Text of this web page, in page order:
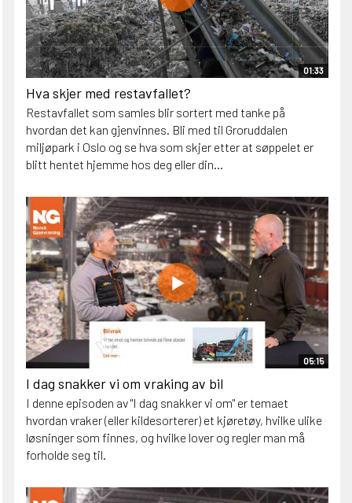
01:33
Hva skjer med restavfallet?
Restavfallet som samles blir sortert med tanke på
hvordan det kan gjenvinnes. Bli med til Groruddalen
miljøpark i Oslo og se hva som skjer etter at søppelet er
blitt hentet hjemme hos deg eller din...
05:15
I dag snakker vi om vraking av bil
I denne episoden av "I dag snakker vi om" er temaet
hvordan vraker (eller kildesorterer) et kjøretøy, hvilke ulike
løsninger som finnes, og hvilke lover og regler man må
forholde seg til.